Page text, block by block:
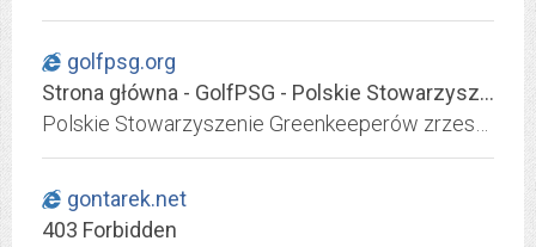
golfpsg.org
Strona główna - GolfPSG - Polskie Stowarzyszenie Greenkeeperów
gontarek.net
403 Forbidden